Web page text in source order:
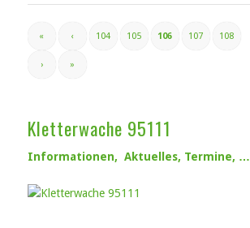
« ‹ 104 105 106 107 108
› »
Kletterwache 95111
Informationen, Aktuelles, Termine, …